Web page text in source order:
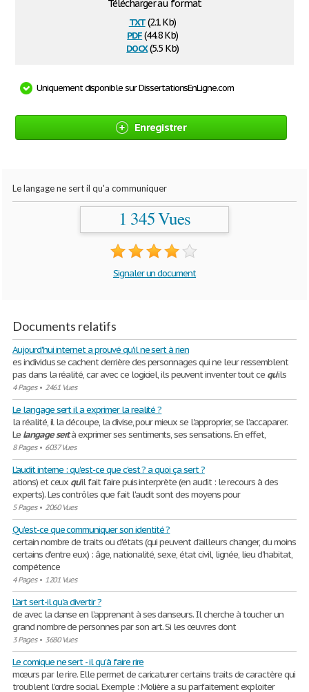
Télécharger au format
txt(2.1 Kb)
pdf(44.8 Kb)
docx(5.5 Kb)
Uniquement disponible sur DissertationsEnLigne.com
Enregistrer
Le langage ne sert il qu'a communiquer
1 345 Vues
Signaler un document
Documents relatifs
Aujourd'hui internet a prouvé qu'il ne sert à rien
es individus se cachent derrière des personnages qui ne leur ressemblent
pas dans la réalité, car avec ce logiciel, ils peuvent inventer tout ce qu’ils
4 Pages• 2461 Vues
Le langage sert il a exprimer la realité ?
la réalité, il la découpe, la divise, pour mieux se l'approprier, se l’accaparer.
Le langagesertà exprimer ses sentiments, ses sensations. En effet,
8 Pages• 6037 Vues
L'audit interne : qu'est-ce que c'est ? a quoi ça sert ?
ations) et ceux qu'il fait faire puis interprète (en audit : le recours à des
experts). Les contrôles que fait l'audit sont des moyens pour
5 Pages• 2060 Vues
Qu'est-ce que communiquer son identité ?
certain nombre de traits ou d'états (qui peuvent d'ailleurs changer, du moins
certains d'entre eux) : âge, nationalité, sexe, état civil, lignée, lieu d'habitat,
compétence
4 Pages• 1201 Vues
L'art sert-il qu'a divertir ?
de avec la danse en l’apprenant à ses danseurs. Il cherche à toucher un
grand nombre de personnes par son art. Si les œuvres dont
3 Pages• 3680 Vues
Le comique ne sert - il qu'à faire rire
mœurs par le rire. Elle permet de caricaturer certains traits de caractère qui
troublent l’ordre social. Exemple : Molière a su parfaitement exploiter